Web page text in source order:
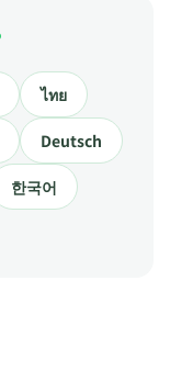
ไทย
Deutsch
한국어